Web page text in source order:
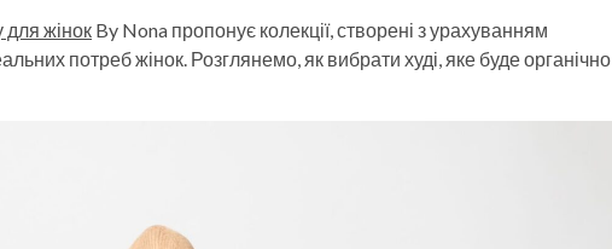
для жінок By Nona пропонує колекції, створені з урахуванням
потреб жінок. Розглянемо, як вибрати худі, яке буде органічно